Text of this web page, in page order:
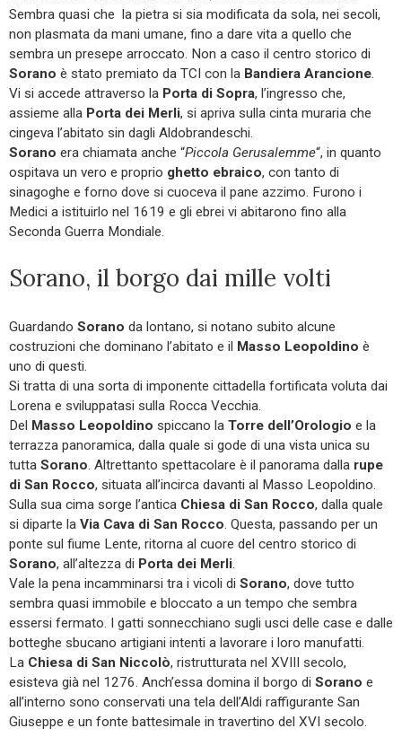
Sembra quasi che la pietra si sia modificata da sola, nei secoli,
non plasmata da mani umane, fino a dare vita a quello che
sembra un presepe arroccato. Non a caso il centro storico di
Sorano è stato premiato da TCI con la Bandiera Arancione.
Vi si accede attraverso la Porta di Sopra, l’ingresso che,
assieme alla Porta dei Merli, si apriva sulla cinta muraria che
cingeva l’abitato sin dagli Aldobrandeschi.
Sorano era chiamata anche “Piccola Gerusalemme“, in quanto
ospitava un vero e proprio ghetto ebraico, con tanto di
sinagoghe e forno dove si cuoceva il pane azzimo. Furono i
Medici a istituirlo nel 1619 e gli ebrei vi abitarono fino alla
Seconda Guerra Mondiale.
Sorano, il borgo dai mille volti
Guardando Sorano da lontano, si notano subito alcune
costruzioni che dominano l’abitato e il Masso Leopoldino è
uno di questi.
Si tratta di una sorta di imponente cittadella fortificata voluta dai
Lorena e sviluppatasi sulla Rocca Vecchia.
Del Masso Leopoldino spiccano la Torre dell’Orologio e la
terrazza panoramica, dalla quale si gode di una vista unica su
tutta Sorano. Altrettanto spettacolare è il panorama dalla rupe
di San Rocco, situata all’incirca davanti al Masso Leopoldino.
Sulla sua cima sorge l’antica Chiesa di San Rocco, dalla quale
si diparte la Via Cava di San Rocco. Questa, passando per un
ponte sul fiume Lente, ritorna al cuore del centro storico di
Sorano, all’altezza di Porta dei Merli.
Vale la pena incamminarsi tra i vicoli di Sorano, dove tutto
sembra quasi immobile e bloccato a un tempo che sembra
essersi fermato. I gatti sonnecchiano sugli usci delle case e dalle
botteghe sbucano artigiani intenti a lavorare i loro manufatti.
La Chiesa di San Niccolò, ristrutturata nel XVIII secolo,
esisteva già nel 1276. Anch’essa domina il borgo di Sorano e
all’interno sono conservati una tela dell’Aldi raffigurante San
Giuseppe e un fonte battesimale in travertino del XVI secolo.